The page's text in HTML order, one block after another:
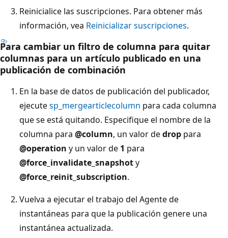
Reinicialice las suscripciones. Para obtener más
información, vea Reinicializar suscripciones.
Para cambiar un filtro de columna para quitar
columnas para un artículo publicado en una
publicación de combinación
En la base de datos de publicación del publicador,
ejecutesp_mergearticlecolumn para cada columna
que se está quitando. Especifique el nombre de la
columna para @column, un valor dedrop para
@operation y un valor de 1 para
@force_invalidate_snapshoty
@force_reinit_subscription.
Vuelva a ejecutar el trabajo del Agente de
instantáneas para que la publicación genere una
instantánea actualizada.